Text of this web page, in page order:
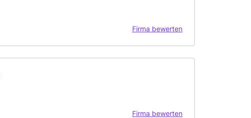
Firma bewerten
Firma bewerten